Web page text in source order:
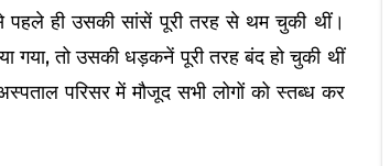
पहले ही उसकी सांसें पूरी तरह से थम चुकी थीं।
गया, तो उसकी धड़कनें पूरी तरह बंद हो चुकी थीं
परिसर में मौजूद सभी लोगों को स्तब्ध कर